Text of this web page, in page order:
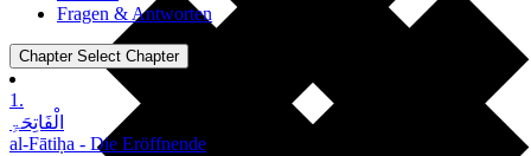
Fragen & Antworten
Chapter Select Chapter
1.
الْفَاتِحَۃِ
al-Fātiḥa - Die Eröffnende